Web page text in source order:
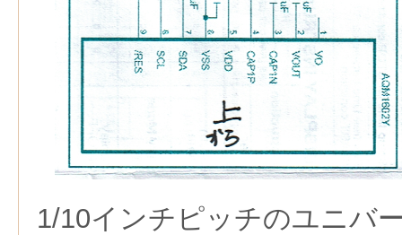
1/10インチピッチのユニバ